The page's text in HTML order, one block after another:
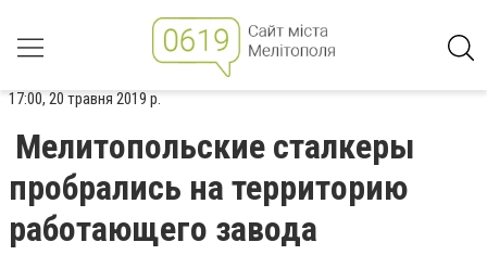
17:00, 20 травня 2019 р.
Мелитопольские сталкеры
пробрались на территорию
работающего завода